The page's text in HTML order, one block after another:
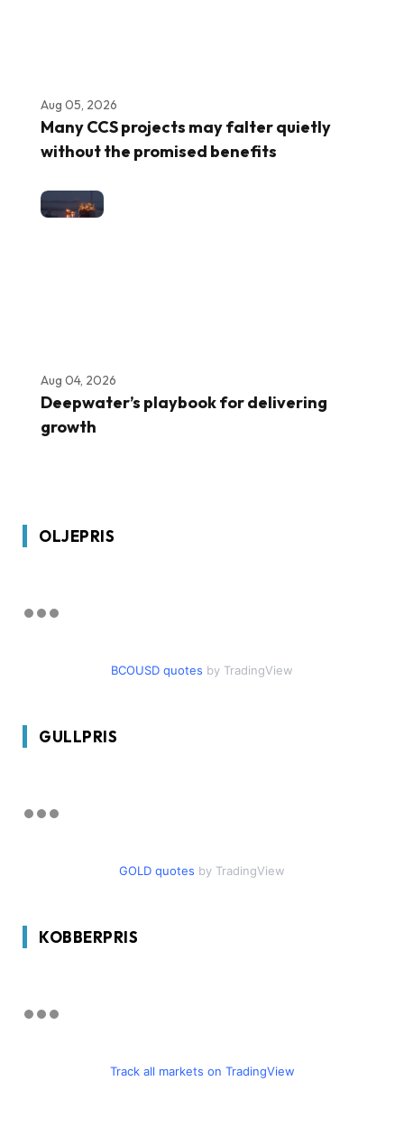
Aug 05, 2026
Many CCS projects may falter quietly
without the promised benefits
Aug 04, 2026
Deepwater’s playbook for delivering
growth
OLJEPRIS
BCOUSD quotes by TradingView
GULLPRIS
GOLD quotes by TradingView
KOBBERPRIS
Track all markets on TradingView